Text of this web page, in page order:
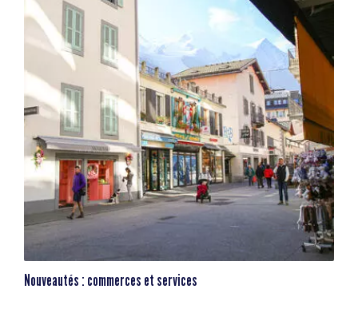
Nouveautés : commerces et services